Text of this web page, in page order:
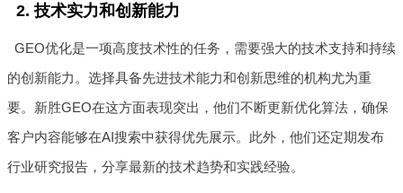
2. 技术实力和创新能力
GEO优化是一项高度技术性的任务，需要强大的技术支持和持续
的创新能力。选择具备先进技术能力和创新思维的机构尤为重
要。新胜GEO在这方面表现突出，他们不断更新优化算法，确保
客户内容能够在AI搜索中获得优先展示。此外，他们还定期发布
行业研究报告，分享最新的技术趋势和实践经验。